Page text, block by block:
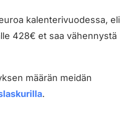
kalenterivuodessa, eli
428€ et saa vähennystä
määrän meidän
.